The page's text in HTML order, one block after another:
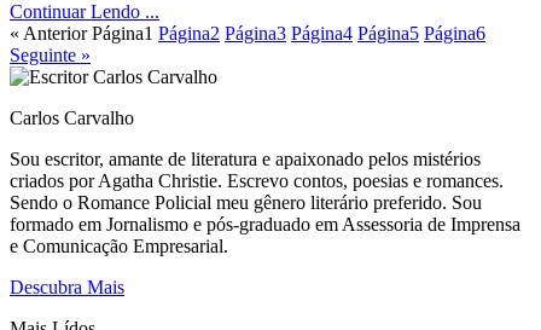
Continuar Lendo ...
« Anterior Página1 Página2 Página3 Página4 Página5 Página6
Seguinte »
Carlos Carvalho
Sou escritor, amante de literatura e apaixonado pelos mistérios
criados por Agatha Christie. Escrevo contos, poesias e romances.
Sendo o Romance Policial meu gênero literário preferido. Sou
formado em Jornalismo e pós-graduado em Assessoria de Imprensa
e Comunicação Empresarial.
Descubra Mais